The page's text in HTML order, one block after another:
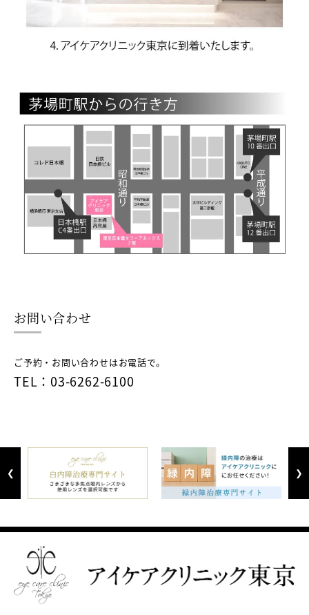
お問い合わせ
ご予約・お問い合わせはお電話で。
TEL：03-6262-6100
Previous Next